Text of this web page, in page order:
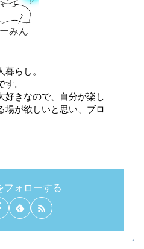
みん
らし。
。
好きなので、自分が楽し
場が欲しいと思い、ブロ
フォローする